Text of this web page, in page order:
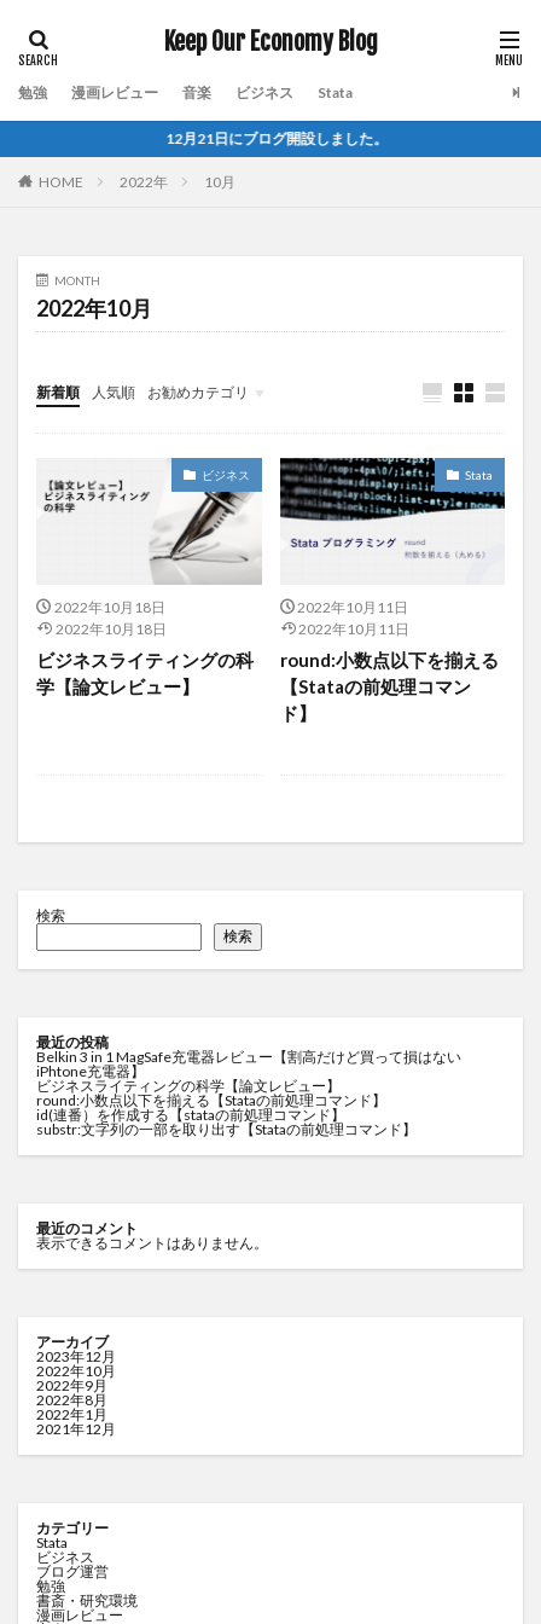
Keep Our Economy Blog
勉強 漫画レビュー 音楽 ビジネス Stata
12月21日にブログ開設しました。
HOME 2022年 10月
MONTH
2022年10月
新着順 人気順 お勧めカテゴリ
ブログ運営
ビジネス
2022年10月18日
2022年10月18日
ビジネスライティングの科
学【論文レビュー】
Stata
2022年10月11日
2022年10月11日
round:小数点以下を揃える
【Stataの前処理コマン
ド】
検索
検索
最近の投稿
Belkin 3 in 1 MagSafe充電器レビュー【割高だけど買って損はない
iPhtone充電器】
ビジネスライティングの科学【論文レビュー】
round:小数点以下を揃える【Stataの前処理コマンド】
id(連番）を作成する【stataの前処理コマンド】
substr:文字列の一部を取り出す【Stataの前処理コマンド】
最近のコメント
表示できるコメントはありません。
アーカイブ
2023年12月
2022年10月
2022年9月
2022年8月
2022年1月
2021年12月
カテゴリー
Stata
ビジネス
ブログ運営
勉強
書斎・研究環境
漫画レビュー